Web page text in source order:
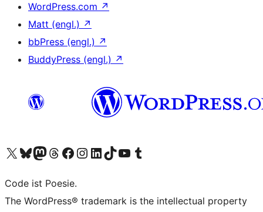
WordPress.com ↗
Matt (engl.) ↗
bbPress (engl.) ↗
BuddyPress (engl.) ↗
Unser X-Konto (früher Twitter) besuchen
Unser Bluesky-Konto besuchen
Unser Mastodon-Konto besuchen
Unser Threads-Konto besuchen
Unsere Facebook-Seite besuchen
Unser Instagram-Konto besuchen
Unser LinkedIn-Konto besuchen
Unser TikTok-Konto besuchen
Unseren YouTube-Kanal besuchen
Unser Tumblr-Konto besuchen
Code ist Poesie.
The WordPress® trademark is the intellectual property